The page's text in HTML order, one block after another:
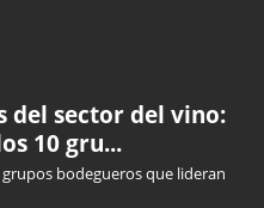
del sector del vino:
10 gru...
bodegueros que lideran